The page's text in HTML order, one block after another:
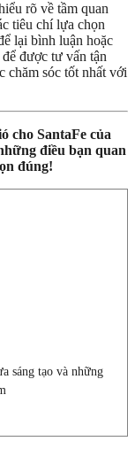
rõ về tầm quan
tiêu chí lựa chọn
lại bình luận hoặc
được tư vấn tận
chăm sóc tốt nhất với
cho SantaFe của
điều bạn quan
đúng!
sáng tạo và những